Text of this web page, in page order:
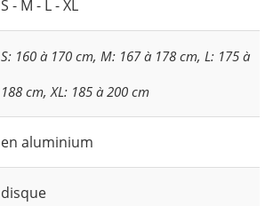
S - M - L - XL
S: 160 à 170 cm, M: 167 à 178 cm, L: 175 à
188 cm, XL: 185 à 200 cm
en aluminium
disque